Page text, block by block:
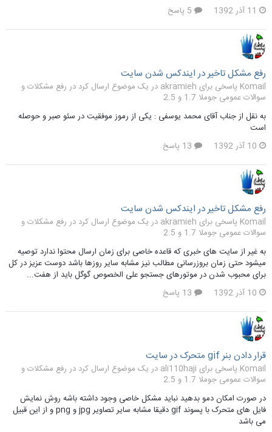
11 آذر 1392
رفع مشکل تاخیر در ایندکس شدن سایت
Komail پاسخی برای akramieh در یک موضوع ارسال کرد در
رفع مشکلات و
سوالات عمومی جوملا 1.7 و 2.5
به نقل از جناب آقای محمد یوسفی : یکی از رموز موفقیت در سئو صبر و حوصله
است
10 آذر 1392
رفع مشکل تاخیر در ایندکس شدن سایت
Komail پاسخی برای akramieh در یک موضوع ارسال کرد در
رفع مشکلات و
سوالات عمومی جوملا 1.7 و 2.5
به غیر از سایت های خبری که قاعده خاصی برای زمان ارسال محتوا ندارد توصیه
میشود حتی زمان بروزرسانی مطالب نیز مشابه سایر روزها باشد دوست عزیز در کل
برای محبوب شدن در موتورهای جستجو علی الخصوص گوگل باید از هفت...
10 آذر 1392
قرار دادن بنر gif متحرک در سایت
Komail پاسخی برای ali110haji در یک موضوع ارسال کرد در
رفع مشکلات و
سوالات عمومی جوملا 1.7 و 2.5
در صورت امکان دمو بدهید نباید مشکل خاصی وجود داشته باشه روش نمایش
فایل های متحرک با پسوند gif دقیقا مشابه سایر تصاویر jpg و png و از این قبیل
می باشد